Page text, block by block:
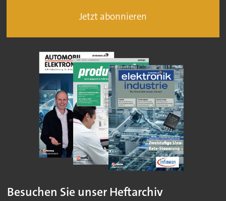
Jetzt abonnieren
Besuchen Sie unser Heftarchiv